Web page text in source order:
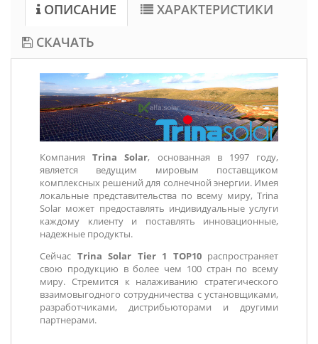
ОПИСАНИЕ
ХАРАКТЕРИСТИКИ
СКАЧАТЬ
КомпанияTrina Solar, основанная в 1997 году,
является ведущим мировым поставщиком
комплексных решений для солнечной энергии. Имея
локальные представительства по всему миру, Trina
Solar может предоставлять индивидуальные услуги
каждому клиенту и поставлять инновационные,
надежные продукты.
Сейчас Trina Solar Tier 1 TOP10распространяет
свою продукцию в более чем 100 стран по всему
миру. Стремится к налаживанию стратегического
взаимовыгодного сотрудничества с установщиками,
разработчиками, дистрибьюторами и другими
партнерами.